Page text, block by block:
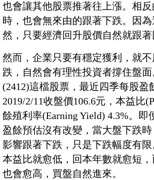
也會讓其他股票推著往上漲。相
時，也會無來由的跟著下跌。因
然，只要經濟回升股價自然就跟著
然而，企業只要有穩定獲利，就
跌，自然會有理性投資者撐住盤
(2412)這檔股票，最近四季每股盈
2019/2/11收盤價106.6元，本益比
餘殖利率(Earning Yield) 4.3%。即
盈餘預估沒有改變，當大盤下跌時
影響跟著下跌，只是下跌幅度有
本益比就愈低，回本年數就愈短
也會愈高，買盤自然進來。